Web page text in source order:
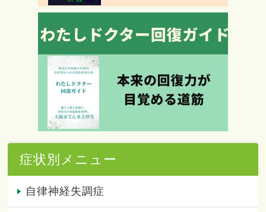
症状別メニュー
自律神経失調症